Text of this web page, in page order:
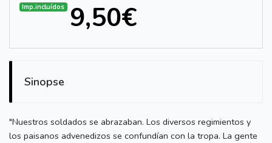
Imp.incluídos 9,50€
Sinopse
"Nuestros soldados se abrazaban. Los diversos regimientos y
los paisanos advenedizos se confundían con la tropa. La gente